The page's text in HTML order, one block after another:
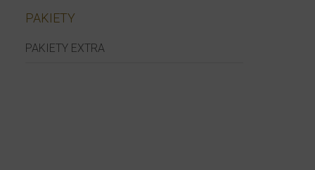
PAKIETY
PAKIETY EXTRA